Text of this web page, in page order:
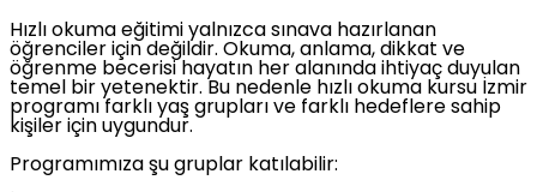
Hızlı okuma eğitimi yalnızca sınava hazırlanan
öğrenciler için değildir. Okuma, anlama, dikkat ve
öğrenme becerisi hayatın her alanında ihtiyaç duyulan
temel bir yetenektir. Bu nedenle hızlı okuma kursu İzmir
programı farklı yaş grupları ve farklı hedeflere sahip
kişiler için uygundur.
Programımıza şu gruplar katılabilir: